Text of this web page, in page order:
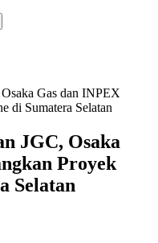
Gas dan INPEX
di Sumatera Selatan
JGC, Osaka
Proyek
Selatan